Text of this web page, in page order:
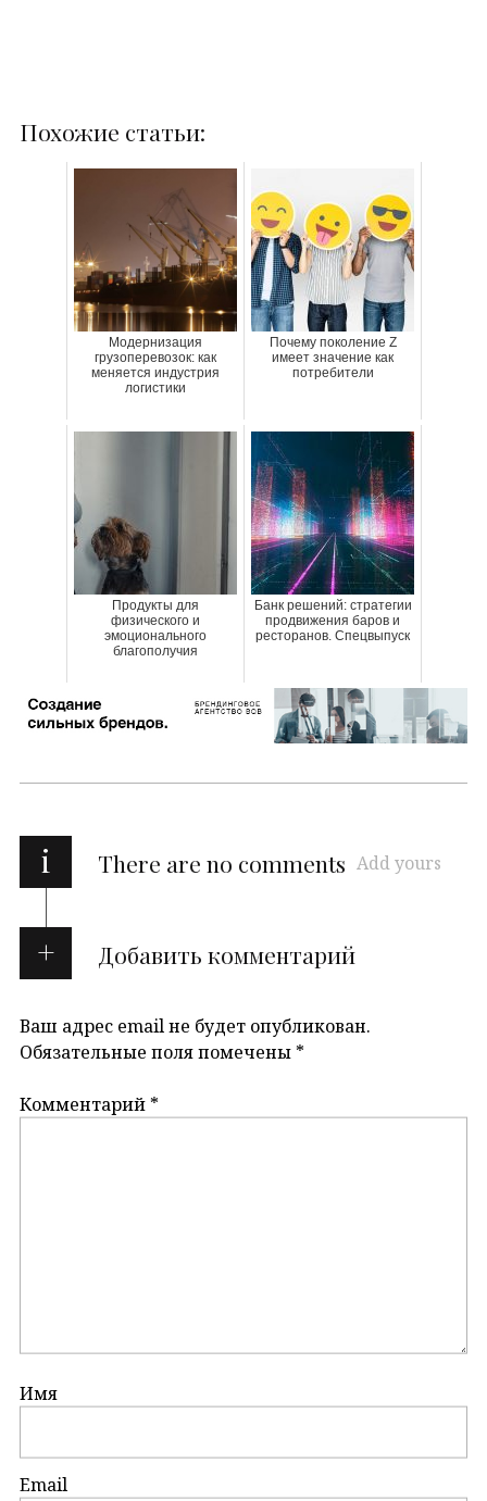
Похожие статьи:
Модернизация
грузоперевозок: как
меняется индустрия
логистики
Почему поколение Z
имеет значение как
потребители
Продукты для
физического и
эмоционального
благополучия
Банк решений: стратегии
продвижения баров и
ресторанов. Спецвыпуск
i There are no comments Add yours
Добавить комментарий
Ваш адрес email не будет опубликован.
Обязательные поля помечены *
Комментарий *
Имя
Email